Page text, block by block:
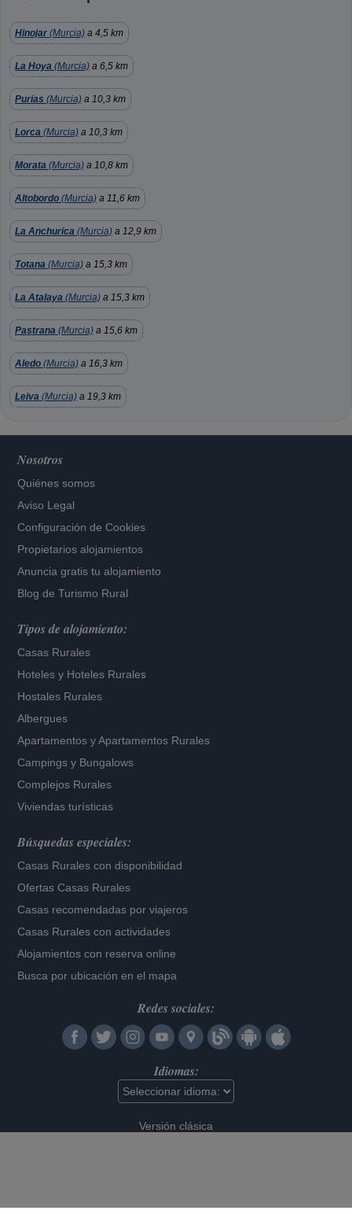
Hinojar (Murcia) a 4,5 km
La Hoya (Murcia) a 6,5 km
Purias (Murcia) a 10,3 km
Lorca (Murcia) a 10,3 km
Morata (Murcia) a 10,8 km
Altobordo (Murcia) a 11,6 km
La Anchurica (Murcia) a 12,9 km
Totana (Murcia) a 15,3 km
La Atalaya (Murcia) a 15,3 km
Pastrana (Murcia) a 15,6 km
Aledo (Murcia) a 16,3 km
Leiva (Murcia) a 19,3 km
Nosotros
Quiénes somos
Aviso Legal
Configuración de Cookies
Propietarios alojamientos
Anuncia gratis tu alojamiento
Blog de Turismo Rural
Tipos de alojamiento:
Casas Rurales
Hoteles y Hoteles Rurales
Hostales Rurales
Albergues
Apartamentos yApartamentos Rurales
Campings y Bungalows
Complejos Rurales
Viviendas turísticas
Búsquedas especiales:
Casas Rurales con disponibilidad
Ofertas Casas Rurales
Casas recomendadas por viajeros
Casas Rurales con actividades
Alojamientos con reserva online
Busca por ubicación en el mapa
Redes sociales:
Idiomas:
Versión clásica